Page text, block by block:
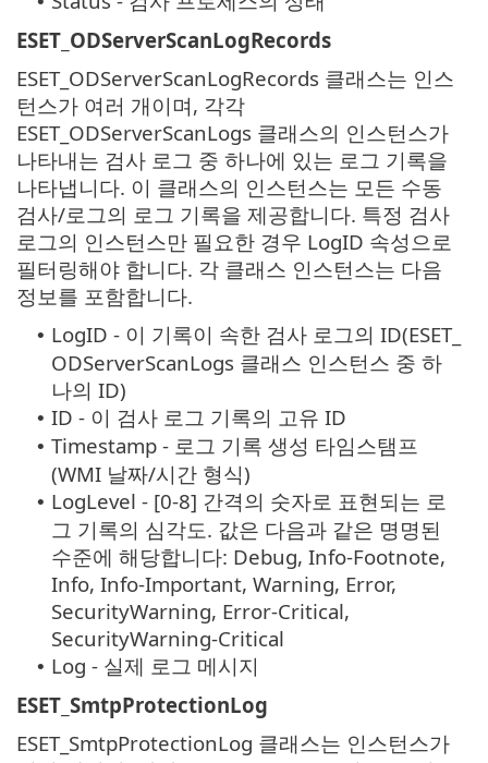
ESET_ODServerScanLogRecords
ESET_ODServerScanLogRecords 클래스는 인스
턴스가 여러 개이며, 각각
ESET_ODServerScanLogs 클래스의 인스턴스가
나타내는 검사 로그 중 하나에 있는 로그 기록을
나타냅니다. 이 클래스의 인스턴스는 모든 수동
검사/로그의 로그 기록을 제공합니다. 특정 검사
로그의 인스턴스만 필요한 경우 LogID 속성으로
필터링해야 합니다. 각 클래스 인스턴스는 다음
정보를 포함합니다.
• LogID - 이 기록이 속한 검사 로그의 ID(ESET_
ODServerScanLogs 클래스 인스턴스 중 하
나의 ID)
• ID - 이 검사 로그 기록의 고유 ID
• Timestamp - 로그 기록 생성 타임스탬프
(WMI 날짜/시간 형식)
• LogLevel - [0-8] 간격의 숫자로 표현되는 로
그 기록의 심각도. 값은 다음과 같은 명명된
수준에 해당합니다: Debug, Info-Footnote,
Info, Info-Important, Warning, Error,
SecurityWarning, Error-Critical,
SecurityWarning-Critical
• Log - 실제 로그 메시지
ESET_SmtpProtectionLog
ESET_SmtpProtectionLog 클래스는 인스턴스가